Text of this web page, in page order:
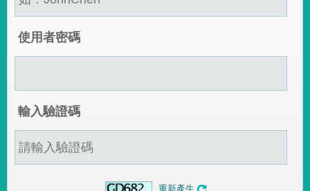
使用者密碼
輸入驗證碼
重新產生